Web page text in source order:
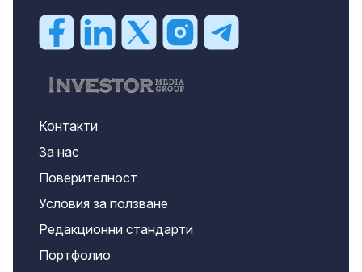
Контакти
За нас
Поверителност
Условия за ползване
Редакционни стандарти
Портфолио